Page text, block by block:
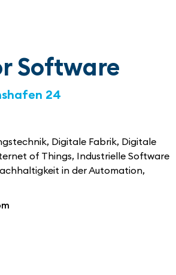
Software
24
, Digitale Fabrik, Digitale
of Things, Industrielle Software
in der Automation,